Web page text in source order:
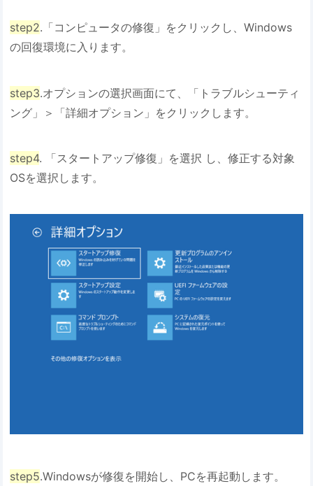
step2.「コンピュータの修復」をクリックし、Windows
の回復環境に入ります。
step3.オプションの選択画面にて、「トラブルシューティ
ング」＞「詳細オプション」をクリックします。
step4. 「スタートアップ修復」を選択 し、修正する対象
OSを選択します。
step5.Windowsが修復を開始し、PCを再起動します。